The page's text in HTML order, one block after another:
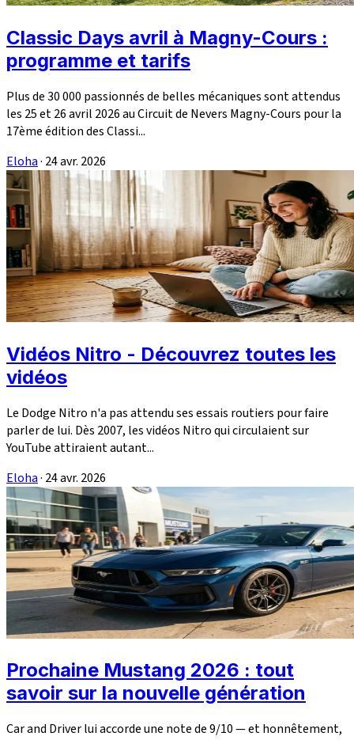
Classic Days avril à Magny-Cours :
programme et tarifs
Plus de 30 000 passionnés de belles mécaniques sont attendus
les 25 et 26 avril 2026 au Circuit de Nevers Magny-Cours pour la
17ème édition des Classi...
Eloha· 24 avr. 2026
Vidéos Nitro - Découvrez toutes les
vidéos
Le Dodge Nitro n'a pas attendu ses essais routiers pour faire
parler de lui. Dès 2007, les vidéos Nitro qui circulaient sur
YouTube attiraient autant...
Eloha· 24 avr. 2026
Prochaine Mustang 2026 : tout
savoir sur la nouvelle génération
Car and Driver lui accorde une note de 9/10 — et honnêtement,